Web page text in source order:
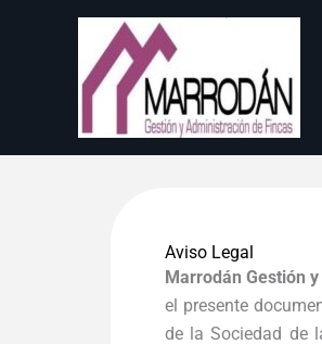
Aviso Legal
Marrodán Gestión
el presente
de la Sociedad de